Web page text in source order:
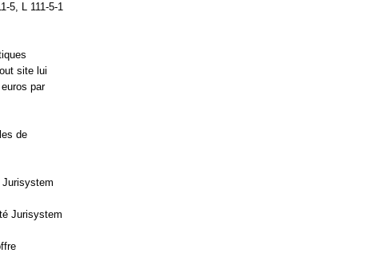
5, L 111-5-1
site lui
par
de
Jurisystem
Jurisystem